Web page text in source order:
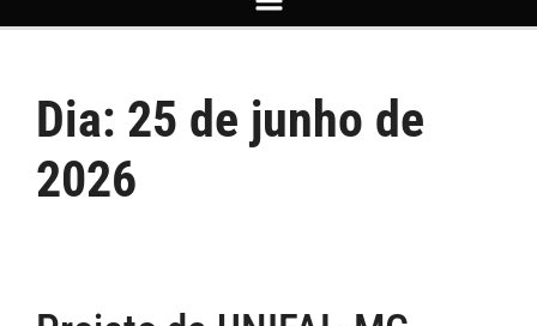
Dia: 25 de junho de
2026